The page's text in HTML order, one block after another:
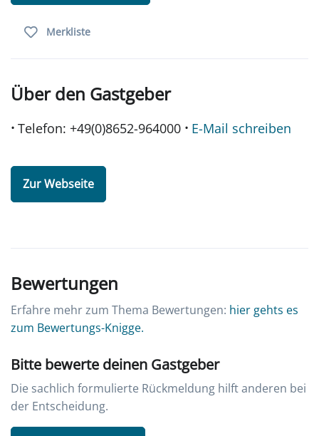
Merkliste
Über den Gastgeber
· Telefon: +49(0)8652-964000 · E-Mail schreiben
Zur Webseite
Bewertungen
Erfahre mehr zum Thema Bewertungen: hier gehts es
zum Bewertungs-Knigge.
Bitte bewerte deinen Gastgeber
Die sachlich formulierte Rückmeldung hilft anderen bei
der Entscheidung.